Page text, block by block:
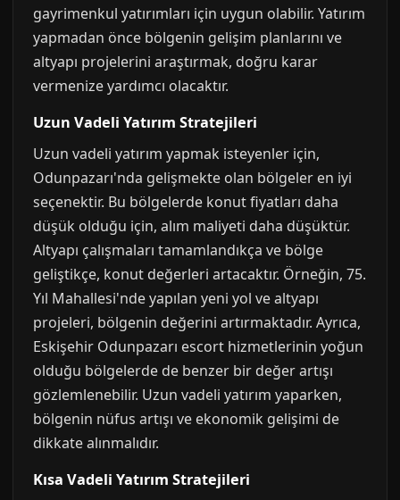
gayrimenkul yatırımları için uygun olabilir. Yatırım
yapmadan önce bölgenin gelişim planlarını ve
altyapı projelerini araştırmak, doğru karar
vermenize yardımcı olacaktır.
Uzun Vadeli Yatırım Stratejileri
Uzun vadeli yatırım yapmak isteyenler için,
Odunpazarı'nda gelişmekte olan bölgeler en iyi
seçenektir. Bu bölgelerde konut fiyatları daha
düşük olduğu için, alım maliyeti daha düşüktür.
Altyapı çalışmaları tamamlandıkça ve bölge
geliştikçe, konut değerleri artacaktır. Örneğin, 75.
Yıl Mahallesi'nde yapılan yeni yol ve altyapı
projeleri, bölgenin değerini artırmaktadır. Ayrıca,
Eskişehir Odunpazarı escort hizmetlerinin yoğun
olduğu bölgelerde de benzer bir değer artışı
gözlemlenebilir. Uzun vadeli yatırım yaparken,
bölgenin nüfus artışı ve ekonomik gelişimi de
dikkate alınmalıdır.
Kısa Vadeli Yatırım Stratejileri